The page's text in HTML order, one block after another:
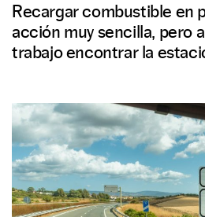
Recargar combustible en
acción muy sencilla, pero
trabajo encontrar la